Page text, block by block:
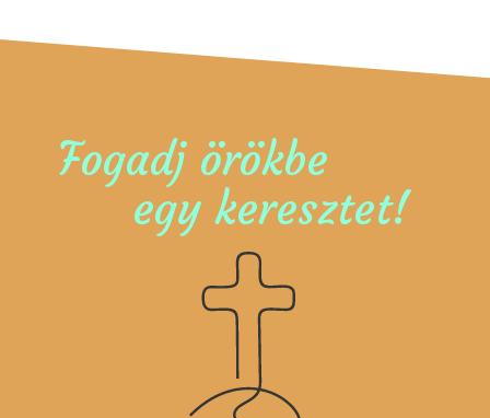
Fogadj örökbe
egy keresztet!